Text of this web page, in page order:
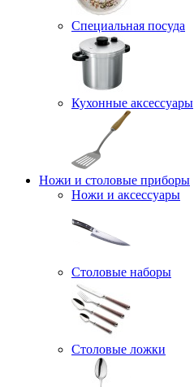
Специальная посуда
Кухонные аксессуары
Ножи и столовые приборы
Ножи и аксессуары
Столовые наборы
Столовые ложки